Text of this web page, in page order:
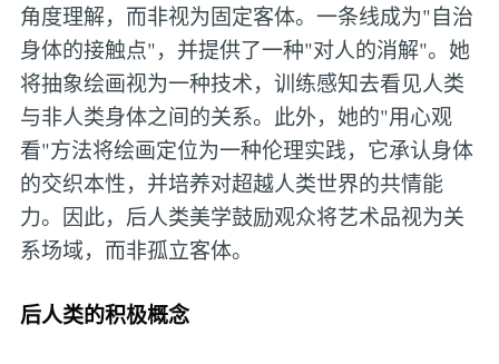
角度理解，而非视为固定客体。一条线成为"自治
身体的接触点"，并提供了一种"对人的消解"。她
将抽象绘画视为一种技术，训练感知去看见人类
与非人类身体之间的关系。此外，她的"用心观
看"方法将绘画定位为一种伦理实践，它承认身体
的交织本性，并培养对超越人类世界的共情能
力。因此，后人类美学鼓励观众将艺术品视为关
系场域，而非孤立客体。
后人类的积极概念